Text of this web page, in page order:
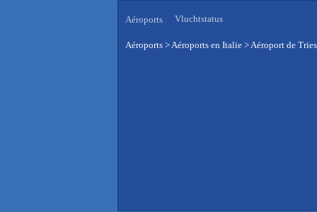
Aéroports Vluchtstatus
Aéroports >Aéroports en Italie >Aéroport de